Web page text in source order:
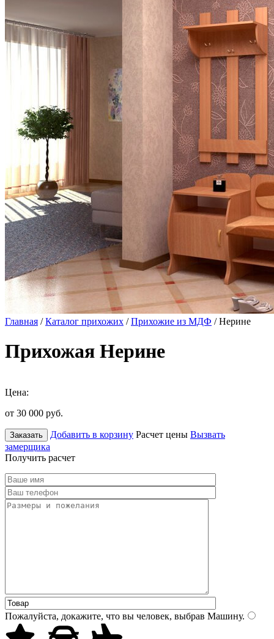
Главная /Каталог прихожих /Прихожие из МДФ / Нерине
Прихожая Нерине
Цена:
от 30 000 руб.
Заказать Добавить в корзину Расчет цены Вызвать
замерщика
Получить расчет
Пожалуйста, докажите, что вы человек, выбрав Машину.